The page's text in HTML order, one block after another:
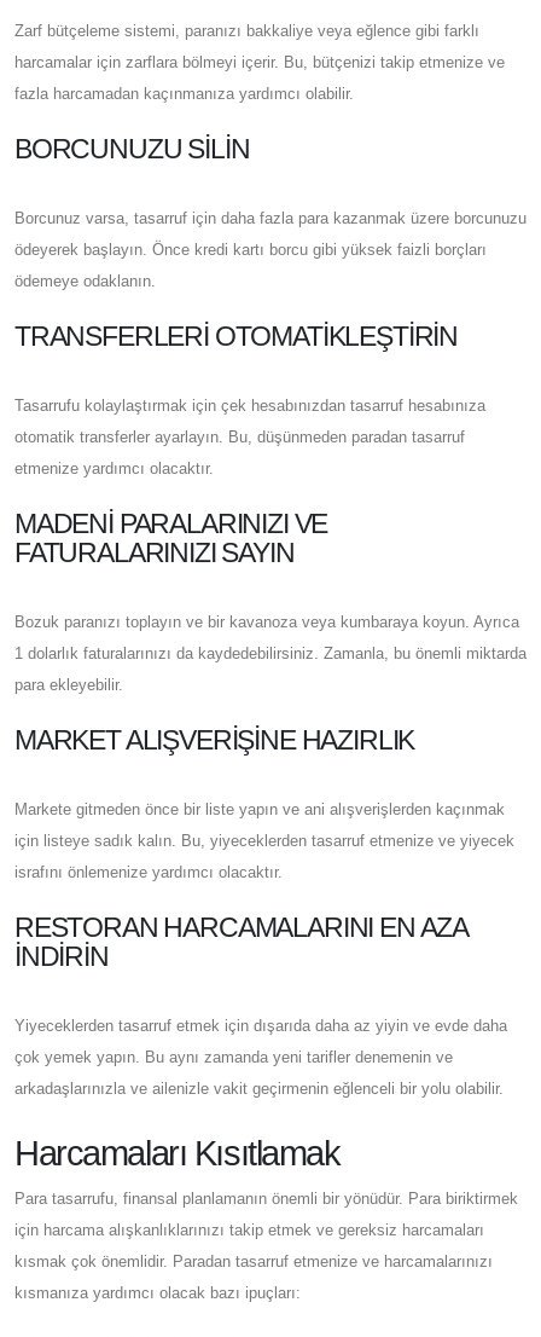
Zarf bütçeleme sistemi, paranızı bakkaliye veya eğlence gibi farklı
harcamalar için zarflara bölmeyi içerir. Bu, bütçenizi takip etmenize ve
fazla harcamadan kaçınmanıza yardımcı olabilir.
BORCUNUZU SILIN
Borcunuz varsa, tasarruf için daha fazla para kazanmak üzere borcunuzu
ödeyerek başlayın. Önce kredi kartı borcu gibi yüksek faizli borçları
ödemeye odaklanın.
TRANSFERLERI OTOMATIKLEŞTIRIN
Tasarrufu kolaylaştırmak için çek hesabınızdan tasarruf hesabınıza
otomatik transferler ayarlayın. Bu, düşünmeden paradan tasarruf
etmenize yardımcı olacaktır.
MADENI PARALARINIZI VE
FATURALARINIZI SAYIN
Bozuk paranızı toplayın ve bir kavanoza veya kumbaraya koyun. Ayrıca
1 dolarlık faturalarınızı da kaydedebilirsiniz. Zamanla, bu önemli miktarda
para ekleyebilir.
MARKET ALIŞVERIŞINE HAZIRLIK
Markete gitmeden önce bir liste yapın ve ani alışverişlerden kaçınmak
için listeye sadık kalın. Bu, yiyeceklerden tasarruf etmenize ve yiyecek
israfını önlemenize yardımcı olacaktır.
RESTORAN HARCAMALARINI EN AZA
İNDIRIN
Yiyeceklerden tasarruf etmek için dışarıda daha az yiyin ve evde daha
çok yemek yapın. Bu aynı zamanda yeni tarifler denemenin ve
arkadaşlarınızla ve ailenizle vakit geçirmenin eğlenceli bir yolu olabilir.
Harcamaları Kısıtlamak
Para tasarrufu, finansal planlamanın önemli bir yönüdür. Para biriktirmek
için harcama alışkanlıklarınızı takip etmek ve gereksiz harcamaları
kısmak çok önemlidir. Paradan tasarruf etmenize ve harcamalarınızı
kısmanıza yardımcı olacak bazı ipuçları: